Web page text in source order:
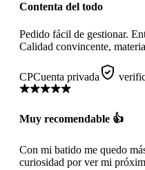
Contenta del todo
Pedido fácil de gestionar.
Calidad convincente,
CPCuenta privada
Muy recomendable 👍
Con mi batido me quedo
curiosidad por ver mi